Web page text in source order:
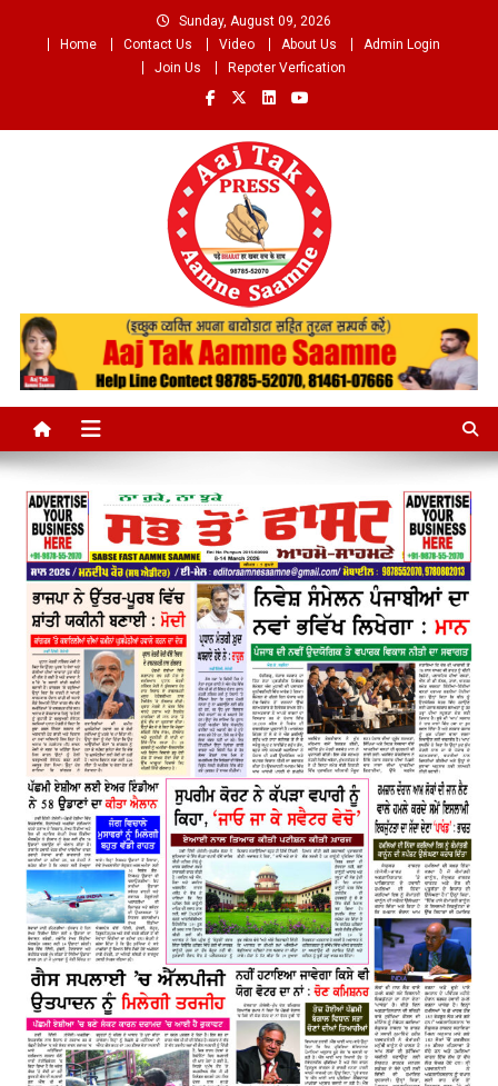
Sunday, August 09, 2026
Home
Contact Us Video About Us
Admin Login
Join Us
Repoter Verfication
Aaj Tak Aamne Saamne.com